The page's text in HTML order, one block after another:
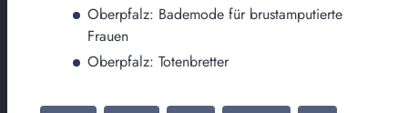
Oberpfalz: Bademode für brustamputierte
Frauen
Oberpfalz: Totenbretter